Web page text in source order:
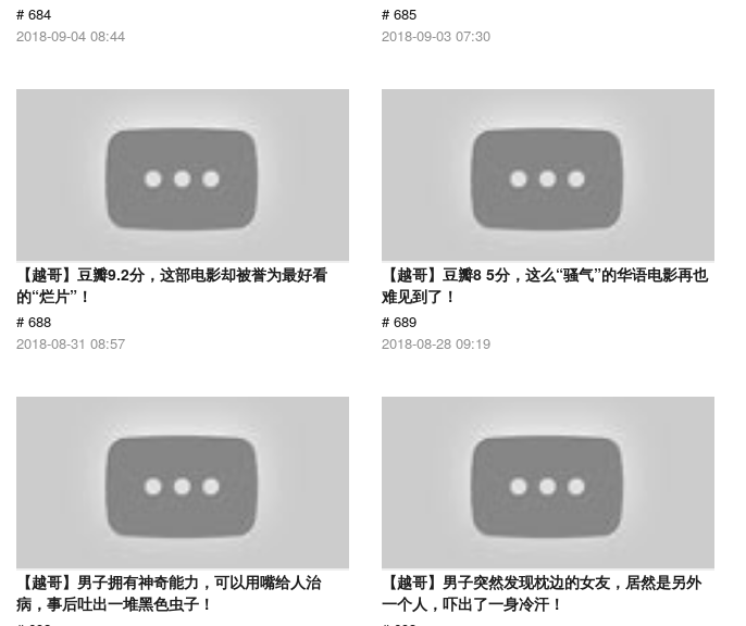
# 684
2018-09-04 08:44
# 685
2018-09-03 07:30
【越哥】豆瓣9.2分，这部电影却被誉为最好看
的“烂片”！
# 688
2018-08-31 08:57
【越哥】豆瓣8 5分，这么“骚气”的华语电影再也
难见到了！
# 689
2018-08-28 09:19
【越哥】男子拥有神奇能力，可以用嘴给人治
病，事后吐出一堆黑色虫子！
【越哥】男子突然发现枕边的女友，居然是另外
一个人，吓出了一身冷汗！